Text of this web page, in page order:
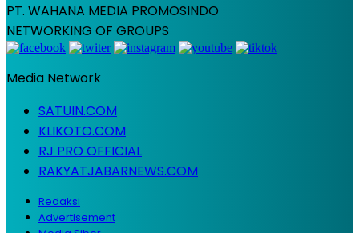
PT. WAHANA MEDIA PROMOSINDO
NETWORKING OF GROUPS
Media Network
SATUIN.COM
KLIKOTO.COM
RJ PRO OFFICIAL
RAKYATJABARNEWS.COM
Redaksi
Advertisement